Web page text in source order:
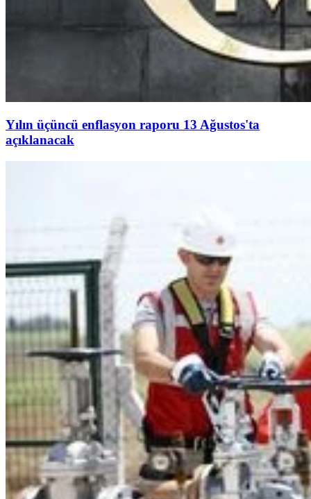
Yılın üçüncü enflasyon raporu 13 Ağustos'ta
açıklanacak